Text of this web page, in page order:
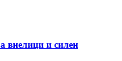
виелици и силен